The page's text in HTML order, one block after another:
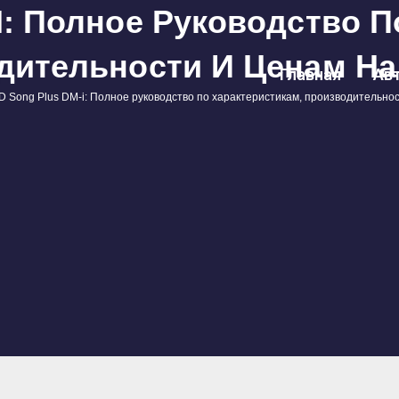
Главная
Полное Руководство
И Ценам На
Song Plus DM-i: Полное руководство по характеристикам,